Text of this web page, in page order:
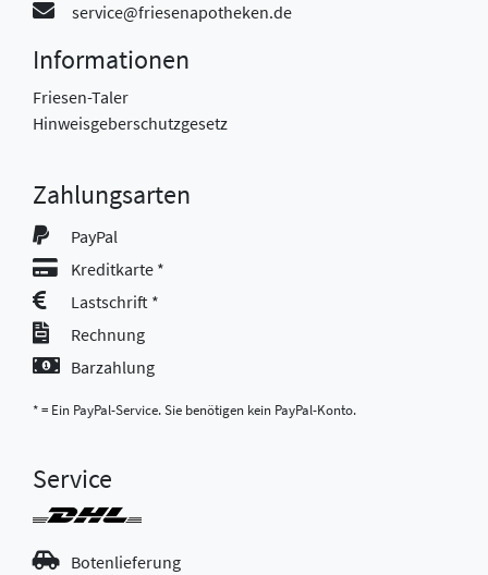
service@friesenapotheken.de
Informationen
Friesen-Taler
Hinweisgeberschutzgesetz
Zahlungsarten
PayPal
Kreditkarte *
Lastschrift *
Rechnung
Barzahlung
* = Ein PayPal-Service. Sie benötigen kein PayPal-Konto.
Service
Botenlieferung